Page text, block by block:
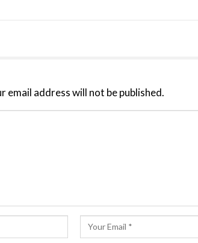
email address will not be published.